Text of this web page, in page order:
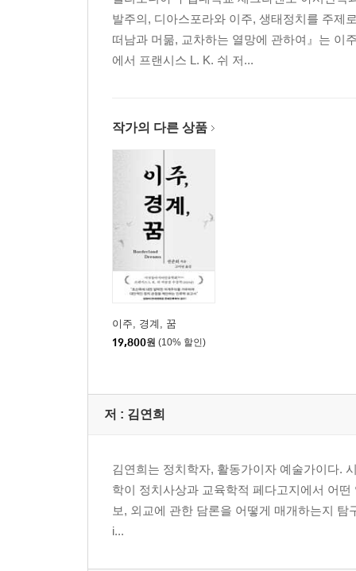
디아스포라에서 바다의 몸으로 / 이솔
메모리얼 샤워 프로젝트
『기억 샤워 바다』 전시장 풍경
발주의, 디아스포라와 이주, 생태정치를 주제
떠남과 머묾, 교차하는 열망에 관하여』는 이
에서 프랜시스 L. K. 쉬 저...
작가의 다른 상품
이주, 경계, 꿈
19,800원 (10% 할인)
저 : 김연희
김연희는 정치학자, 활동가이자 예술가이다.
학이 정치사상과 교육학적 페다고지에서 어
보, 외교에 관한 담론을 어떻게 매개하는지
i...